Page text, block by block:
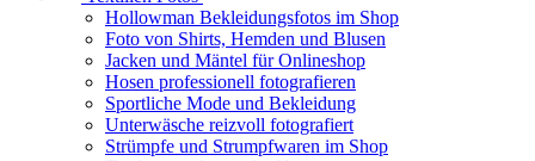
Hollowman Bekleidungsfotos im Shop
Foto von Shirts, Hemden und Blusen
Jacken und Mäntel für Onlineshop
Hosen professionell fotografieren
Sportliche Mode und Bekleidung
Unterwäsche reizvoll fotografiert
Strümpfe und Strumpfwaren im Shop